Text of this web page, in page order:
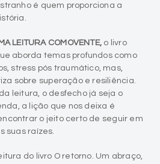
é quem proporciona a
LEITURA COMOVENTE, o livro
aborda temas profundos como
stress pós traumático, mas,
sobre superação e resiliência.
leitura, o desfecho já seja o
a lição que nos deixa é
o jeito certo de seguir em
suas raízes.
do livro O retorno. Um abraço,